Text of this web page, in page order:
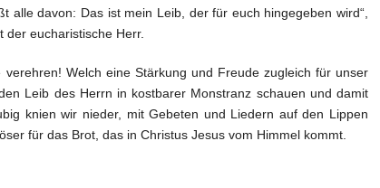
alle davon: Das ist mein Leib, der für euch hingegeben wird“,
eucharistische Herr.
Welch eine Stärkung und Freude zugleich für unser
Leib des Herrn in kostbarer Monstranz schauen und damit
knien wir nieder, mit Gebeten und Liedern auf den Lippen
für das Brot, das in Christus Jesus vom Himmel kommt.